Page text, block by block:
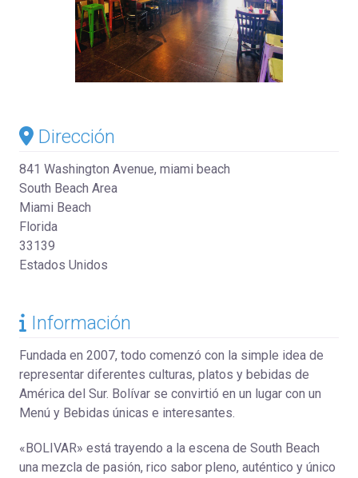
Dirección
841 Washington Avenue, miami beach
South Beach Area
Miami Beach
Florida
33139
Estados Unidos
Información
Fundada en 2007, todo comenzó con la simple idea de
representar diferentes culturas, platos y bebidas de
América del Sur. Bolívar se convirtió en un lugar con un
Menú y Bebidas únicas e interesantes.
«BOLIVAR» está trayendo a la escena de South Beach
una mezcla de pasión, rico sabor pleno, auténtico y único